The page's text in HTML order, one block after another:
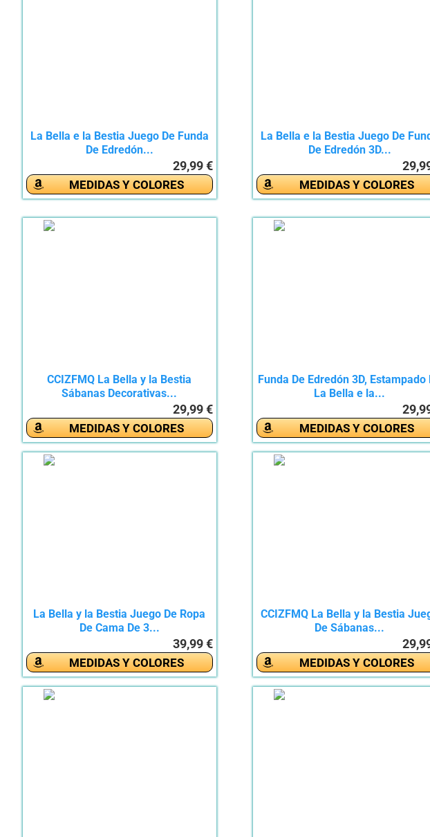
La Bella e la Bestia Juego De Funda
De Edredón...
29,99 €
MEDIDAS Y COLORES
La Bella e la Bestia Juego De
De Edredón 3D...
MEDIDAS Y COLORES
CCIZFMQ La Bella y la Bestia
Sábanas Decorativas...
29,99 €
MEDIDAS Y COLORES
Funda De Edredón 3D, Estampado
La Bella e la...
MEDIDAS Y COLORES
La Bella y la Bestia Juego De Ropa
De Cama De 3...
39,99 €
MEDIDAS Y COLORES
CCIZFMQ La Bella y la Bestia
De Sábanas...
MEDIDAS Y COLORES